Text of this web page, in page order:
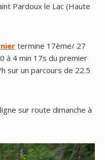
Pardoux le Lac (Haute
termine 17ème/ 27
à 4 min 17s du premier
sur un parcours de 22.5
sur route dimanche à